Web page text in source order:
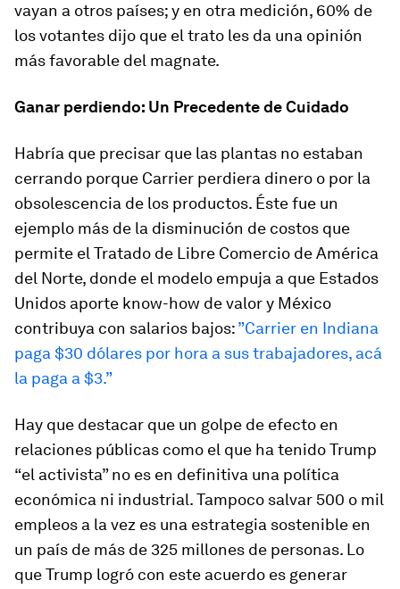
vayan a otros países; y en otra medición, 60% de
los votantes dijo que el trato les da una opinión
más favorable del magnate.
Ganar perdiendo: Un Precedente de Cuidado
Habría que precisar que las plantas no estaban
cerrando porque Carrier perdiera dinero o por la
obsolescencia de los productos. Éste fue un
ejemplo más de la disminución de costos que
permite el Tratado de Libre Comercio de América
del Norte, donde el modelo empuja a que Estados
Unidos aporte know-how de valor y México
contribuya con salarios bajos:”Carrier en Indiana
paga $30 dólares por hora a sus trabajadores, acá
la paga a $3.”
Hay que destacar que un golpe de efecto en
relaciones públicas como el que ha tenido Trump
“el activista” no es en definitiva una política
económica ni industrial. Tampoco salvar 500 o mil
empleos a la vez es una estrategia sostenible en
un país de más de 325 millones de personas. Lo
que Trump logró con este acuerdo es generar